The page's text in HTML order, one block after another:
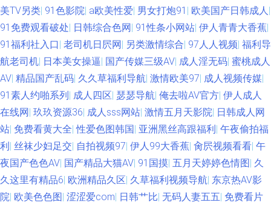
美TV另类| 91色影院| a欧美性爱| 男女打炮91 | 欧美国产日韩成人|
91免费观看破处| 日韩综合色网| 91性条小网站| 伊人青青大香蕉|
91福利社入口| 老司机日屄网| 另类激情综合| 97人人视频| 福利导
航老司机| 日本美女操逼| 国产传媒三级AV| 成人淫无码| 蜜桃成人
AV| 精品国产乱码| 久久草福利导航| 激情欧美97| 成人视频传媒|
91素人约啪系列| 成人四区| 瑟瑟导航| 俺去啦AV官方| 伊人成人
在线网| 玖玖资源36| 成人sss网站| 激情五月天影院| 日韩成人网
站| 免费看黄大全|性爱色图韩国| 亚洲黑丝高跟福利| 午夜偷拍福
利| 丝袜少妇足交| 自拍视频97| 伊人99大香蕉| 肏屄视频看看| 午
夜国产色色AV| 国产精品大猫AV| 91国摸| 五月天婷婷色情图| 久
久这里有精品6| 欧洲精品久区| 久草福利视频导航| 东京热AV影
院| 欧美色色图| 涩涩爱com| 日韩艹比| 无码人妻五五| 免费看片